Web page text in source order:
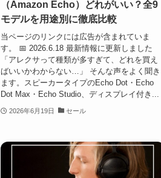
（Amazon Echo）どれがいい？全9
モデルを用途別に徹底比較
当ページのリンクには広告が含まれていま
す。 📅 2026.6.18 最新情報に更新しました
「アレクサって種類が多すぎて、どれを買え
ばいいかわからない…」 そんな声をよく聞き
ます。スピーカータイプのEcho Dot・Echo
Dot Max・Echo Studio、ディスプレイ付き...
2026年6月19日 セール